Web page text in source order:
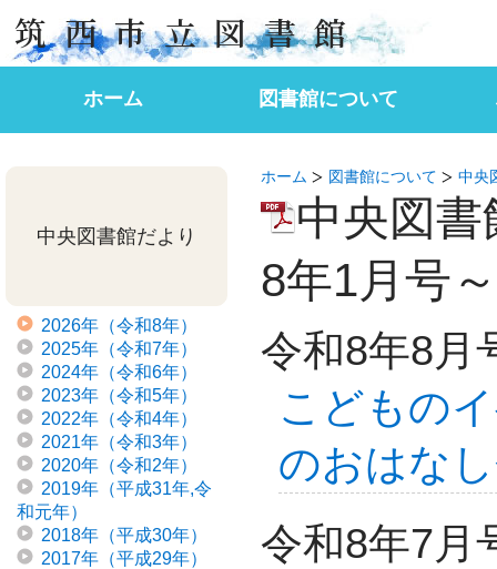
筑西市立図書館
ホーム 図書館について
中央図書館だより
2026年（令和8年）
2025年（令和7年）
2024年（令和6年）
2023年（令和5年）
2022年（令和4年）
2021年（令和3年）
2020年（令和2年）
2019年（平成31年,令
和元年）
2018年（平成30年）
2017年（平成29年）
ホーム 図書館について 中央
中央図
8年1月号～
令和8年8月
こどもの
のおはな
令和8年7月